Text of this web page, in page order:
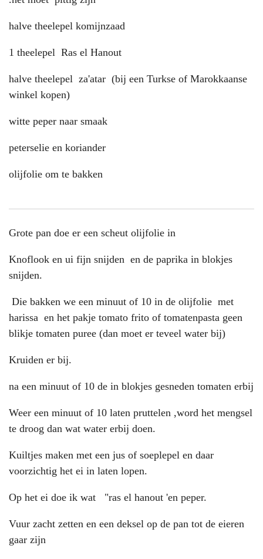
halve theelepel komijnzaad
1 theelepel Ras el Hanout
halve theelepel za'atar (bij een Turkse of Marokkaanse
winkel kopen)
witte peper naar smaak
peterselie en koriander
olijfolie om te bakken
Grote pan doe er een scheut olijfolie in
Knoflook en ui fijn snijden en de paprika in blokjes
snijden.
Die bakken we een minuut of 10 in de olijfolie met
harissa en het pakje tomato frito of tomatenpasta geen
blikje tomaten puree (dan moet er teveel water bij)
Kruiden er bij.
na een minuut of 10 de in blokjes gesneden tomaten erbij
Weer een minuut of 10 laten pruttelen ,word het mengsel
te droog dan wat water erbij doen.
Kuiltjes maken met een jus of soeplepel en daar
voorzichtig het ei in laten lopen.
Op het ei doe ik wat "ras el hanout 'en peper.
Vuur zacht zetten en een deksel op de pan tot de eieren
gaar zijn